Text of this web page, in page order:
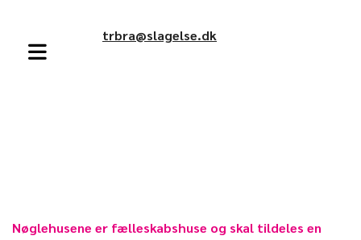
trbra@slagelse.dk
Nøglehusene er fælleskabshuse og skal tildeles en